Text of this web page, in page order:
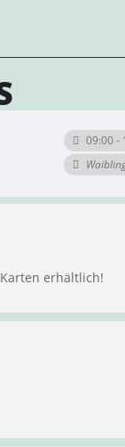
09:00 -
erhältlich!